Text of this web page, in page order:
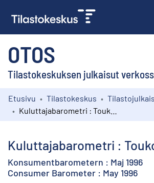
OTOS
Tilastokeskuksen julkaisut
Kokoelmat
Etusivu Tilastokeskus
Kuluttajabarometri :
Konsumentbarometern : Maj 1996
Consumer Barometer : May 1996